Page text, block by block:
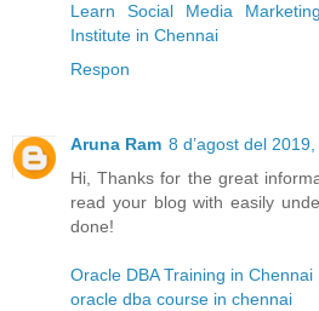
Learn Social Media
Institute in Chennai
Respon
Aruna Ram 8 d’agost del
Hi, Thanks for the great
read your blog with easily
done!
Oracle DBA Training in Chennai
oracle dba course in chennai